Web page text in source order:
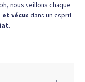
nous veillons chaque
et vécus dans un esprit
.